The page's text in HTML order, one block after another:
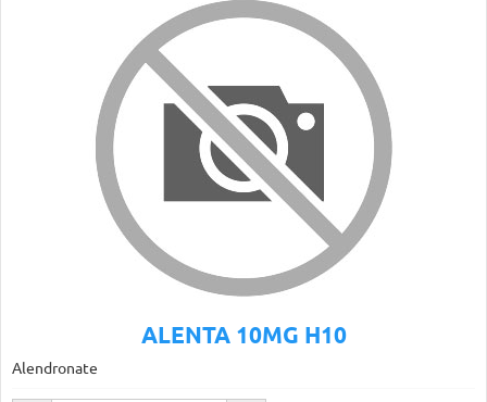
ALENTA 10MG H10
Alendronate